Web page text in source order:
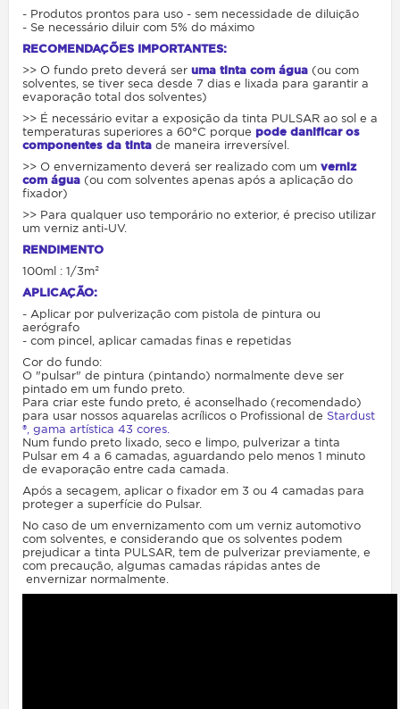
- Produtos prontos para uso - sem necessidade de diluição
- Se necessário diluir com 5% do máximo
RECOMENDAÇÕES IMPORTANTES:
>> O fundo preto deverá ser uma tinta com água (ou com
solventes, se tiver seca desde 7 dias e lixada para garantir a
evaporação total dos solventes)
>> É necessário evitar a exposição da tinta PULSAR ao sol e a
temperaturas superiores a 60°C porque pode danificar os
componentes da tinta de maneira irreversível.
>> O envernizamento deverá ser realizado com um verniz
com água (ou com solventes apenas após a aplicação do
fixador)
>> Para qualquer uso temporário no exterior, é preciso utilizar
um verniz anti-UV.
RENDIMENTO
100ml : 1/3m²
APLICAÇÃO:
- Aplicar por pulverização com pistola de pintura ou
aerógrafo
- com pincel, aplicar camadas finas e repetidas
Cor do fundo:
O "pulsar" de pintura (pintando) normalmente deve ser
pintado em um fundo preto.
Para criar este fundo preto, é aconselhado (recomendado)
para usar nossos aquarelas acrílicos o Profissional de Stardust
®, gama artística 43 cores.
Num fundo preto lixado, seco e limpo, pulverizar a tinta
Pulsar em 4 a 6 camadas, aguardando pelo menos 1 minuto
de evaporação entre cada camada.
Após a secagem, aplicar o fixador em 3 ou 4 camadas para
proteger a superfície do Pulsar.
No caso de um envernizamento com um verniz automotivo
com solventes, e considerando que os solventes podem
prejudicar a tinta PULSAR, tem de pulverizar previamente, e
com precaução, algumas camadas rápidas antes de
envernizar normalmente.